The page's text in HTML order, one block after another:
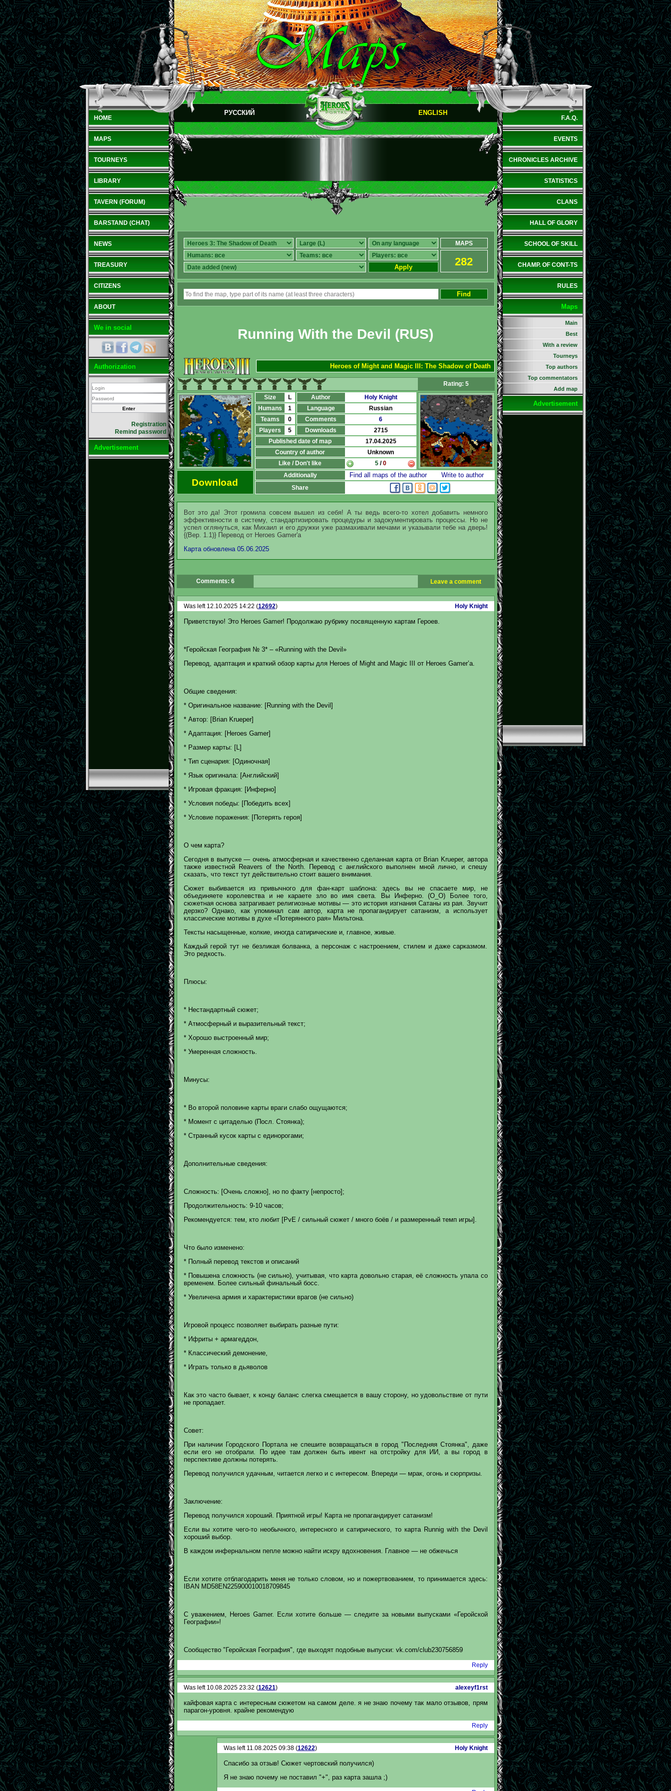
HOME
MAPS
TOURNEYS
LIBRARY
TAVERN (FORUM)
BARSTAND (CHAT)
NEWS
TREASURY
CITIZENS
ABOUT
We in social
Authorization
Registration
Remind password
Advertisement
РУССКИЙ ENGLISH
Apply
MAPS
282
Find
Running With the Devil (RUS)
Heroes of Might and Magic III: The Shadow of Death
Rating: 5
Size
L Author
Holy Knight
Humans
1 Language
Russian
Teams
0 Comments
6
Players
5 Downloads
2715
Published date of map
17.04.2025
Country of author
Unknown
Like / Don't like
5 /0
Download
Additionally Find all maps of the author Write to author
Share
Вот это да! Этот громила совсем вышел из себя! А ты ведь всего-то хотел добавить немного
эффективности в систему, стандартизировать процедуры и задокументировать процессы. Но не
успел оглянуться, как Михаил и его дружки уже размахивали мечами и указывали тебе на дверь!
{(Вер. 1.1)} Перевод от Heroes Gamer'a
Карта обновлена 05.06.2025
Comments: 6 Leave a comment
Was left 12.10.2025 14:22 (12692) Holy Knight
Приветствую! Это Heroes Gamer! Продолжаю рубрику посвященную картам Героев.
*Геройская География № 3* – «Running with the Devil»
Перевод, адаптация и краткий обзор карты для Heroes of Might and Magic III от Heroes Gamer’a.
Общие сведения:
* Оригинальное название: [Running with the Devil]
* Автор: [Brian Krueper]
* Адаптация: [Heroes Gamer]
* Размер карты: [L]
* Тип сценария: [Одиночная]
* Язык оригинала: [Английский]
* Игровая фракция: [Инферно]
* Условия победы: [Победить всех]
* Условие поражения: [Потерять героя]
О чем карта?
Сегодня в выпуске — очень атмосферная и качественно сделанная карта от Brian Krueper, автора
также известной Reavers of the North. Перевод с английского выполнен мной лично, и спешу
сказать, что текст тут действительно стоит вашего внимания.
Сюжет выбивается из привычного для фан-карт шаблона: здесь вы не спасаете мир, не
объединяете королевства и не караете зло во имя света. Вы Инферно. (О_О) Более того,
сюжетная основа затрагивает религиозные мотивы — это история изгнания Сатаны из рая. Звучит
дерзко? Однако, как упоминал сам автор, карта не пропагандирует сатанизм, а использует
классические мотивы в духе «Потерянного рая» Мильтона.
Тексты насыщенные, колкие, иногда сатирические и, главное, живые.
Каждый герой тут не безликая болванка, а персонаж с настроением, стилем и даже сарказмом.
Это редкость.
Плюсы:
* Нестандартный сюжет;
* Атмосферный и выразительный текст;
* Хорошо выстроенный мир;
* Умеренная сложность.
Минусы:
* Во второй половине карты враги слабо ощущаются;
* Момент с цитаделью (Посл. Стоянка);
* Странный кусок карты с единорогами;
Дополнительные сведения:
Сложность: [Очень сложно], но по факту [непросто];
Продолжительность: 9-10 часов;
Рекомендуется: тем, кто любит [PvE / сильный сюжет / много боёв / и размеренный темп игры].
Что было изменено:
* Полный перевод текстов и описаний
* Повышена сложность (не сильно), учитывая, что карта довольно старая, её сложность упала со
временем. Более сильный финальный босс.
* Увеличена армия и характеристики врагов (не сильно)
Игровой процесс позволяет выбирать разные пути:
* Ифриты + армагеддон,
* Классический демонение,
* Играть только в дьяволов
Как это часто бывает, к концу баланс слегка смещается в вашу сторону, но удовольствие от пути
не пропадает.
Совет:
При наличии Городского Портала не спешите возвращаться в город "Последняя Стоянка", даже
если его не отобрали. По идее там должен быть ивент на отстройку для ИИ, а вы город в
перспективе должны потерять.
Перевод получился удачным, читается легко и с интересом. Впереди — мрак, огонь и сюрпризы.
Заключение:
Перевод получился хороший. Приятной игры! Карта не пропагандирует сатанизм!
Если вы хотите чего-то необычного, интересного и сатирического, то карта Runnig with the Devil
хороший выбор.
В каждом инфернальном пепле можно найти искру вдохновения. Главное — не обжечься
Если хотите отблагодарить меня не только словом, но и пожертвованием, то принимается здесь:
IBAN MD58EN225900010018709845
С уважением, Heroes Gamer. Если хотите больше — следите за новыми выпусками «Геройской
Географии»!
Сообщество "Геройская География", где выходят подобные выпуски: vk.com/club230756859
Reply
Was left 10.08.2025 23:32 (12621) alexeyf1rst
кайфовая карта с интересным сюжетом на самом деле. я не знаю почему так мало отзывов, прям
парагон-уровня. крайне рекомендую
Reply
Was left 11.08.2025 09:38 (12622) Holy Knight
Спасибо за отзыв! Сюжет чертовский получился)
Я не знаю почему не поставил "+", раз карта зашла ;)
F.A.Q.
EVENTS
CHRONICLES ARCHIVE
STATISTICS
CLANS
HALL OF GLORY
SCHOOL OF SKILL
CHAMP. OF CONT-TS
RULES
Maps
Main
Best
With a review
Tourneys
Top authors
Top commentators
Add map
Advertisement